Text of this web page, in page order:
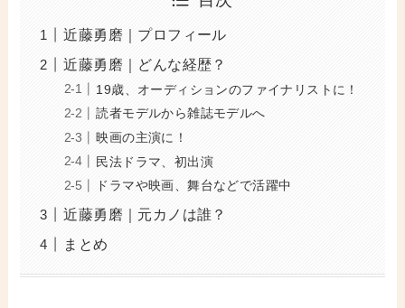
近藤勇磨｜プロフィール
近藤勇磨｜どんな経歴？
19歳、オーディションのファイナリストに！
読者モデルから雑誌モデルへ
映画の主演に！
民法ドラマ、初出演
ドラマや映画、舞台などで活躍中
近藤勇磨｜元カノは誰？
まとめ